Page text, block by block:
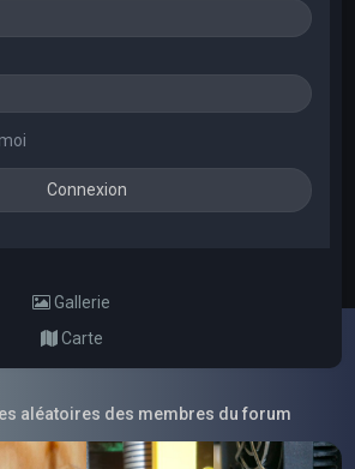
Gallerie
Carte
aléatoires des membres du forum